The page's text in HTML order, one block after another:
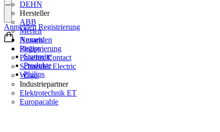
DEHN
Hersteller
ABB
Merten
Nexans
Philips
Phoenix Contact
Schneider Electric
Wago
Industriepartner
Elektrotechnik ET
Europacable
Anmelden
Registrierung
Anmelden Registrierung
Startseite
Produkte
Philips